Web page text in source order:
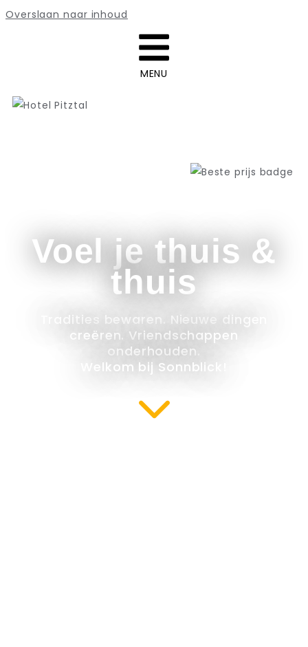
Overslaan naar inhoud
MENU
Voel je thuis &
thuis
Tradities bewaren. Nieuwe dingen
creëren. Vriendschappen
onderhouden.
Welkom bij Sonnblick!